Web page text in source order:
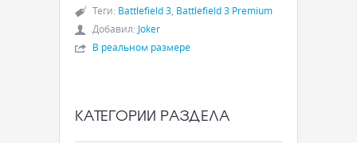
Теги: Battlefield 3, Battlefield 3 Premium
Добавил: Joker
В реальном размере
КАТЕГОРИИ РАЗДЕЛА